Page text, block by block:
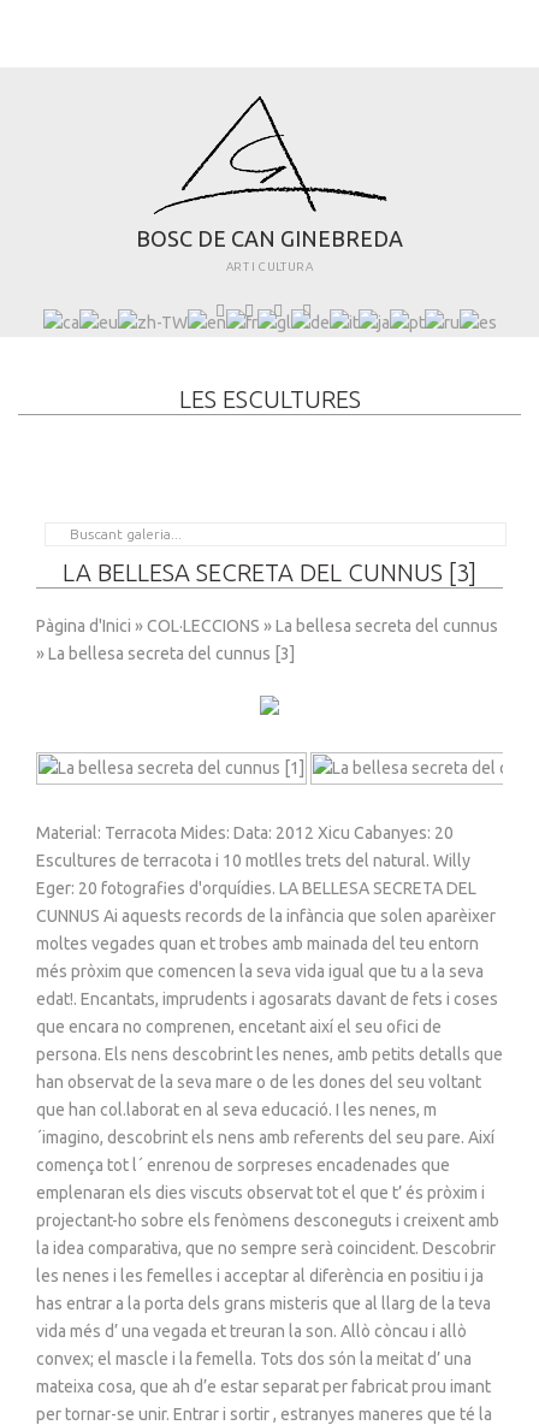
BOSC DE CAN GIN EBREDA
ART I CULTURA
LES ESCULTURES
LA BELLESA SECRETA DEL CUNNUS [3]
Pàgina d'Inici »COL·LECCIONS »La bellesa secreta del cunnus
» La bellesa secreta del cunnus [3]
Material: Terracota Mides: Data: 2012 Xicu Cabanyes: 20
Escultures de terracota i 10 motlles trets del natural. Willy
Eger: 20 fotografies d'orquídies. LA BELLESA SECRETA DEL
CUNNUS Ai aquests records de la infància que solen aparèixer
moltes vegades quan et trobes amb mainada del teu entorn
més pròxim que comencen la seva vida igual que tu a la seva
edat!. Encantats, imprudents i agosarats davant de fets i coses
que encara no comprenen, encetant així el seu ofici de
persona. Els nens descobrint les nenes, amb petits detalls que
han observat de la seva mare o de les dones del seu voltant
que han col.laborat en al seva educació. I les nenes, m
´imagino, descobrint els nens amb referents del seu pare. Així
comença tot l´ enrenou de sorpreses encadenades que
emplenaran els dies viscuts observat tot el que t’ és pròxim i
projectant-ho sobre els fenòmens desconeguts i creixent amb
la idea comparativa, que no sempre serà coincident. Descobrir
les nenes i les femelles i acceptar al diferència en positiu i ja
has entrar a la porta dels grans misteris que al llarg de la teva
vida més d’ una vegada et treuran la son. Allò còncau i allò
convex; el mascle i la femella. Tots dos són la meitat d’ una
mateixa cosa, que ah d’e estar separat per fabricat prou imant
per tornar-se unir. Entrar i sortir , estranyes maneres que té la